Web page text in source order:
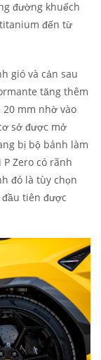
đường khuếch
đến từ
gió và cản sau
tăng thêm
20 mm nhờ vào
sở được mở
bị bộ bánh làm
Zero có rãnh
đó là tùy chọn
tiên được